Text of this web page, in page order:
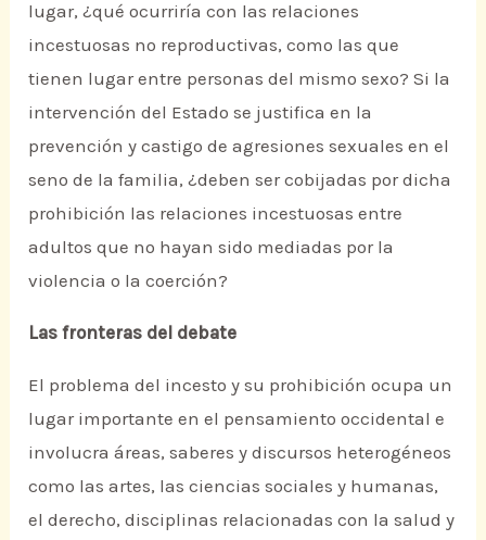
lugar, ¿qué ocurriría con las relaciones
incestuosas no reproductivas, como las que
tienen lugar entre personas del mismo sexo? Si la
intervención del Estado se justifica en la
prevención y castigo de agresiones sexuales en el
seno de la familia, ¿deben ser cobijadas por dicha
prohibición las relaciones incestuosas entre
adultos que no hayan sido mediadas por la
violencia o la coerción?
Las fronteras del debate
El problema del incesto y su prohibición ocupa un
lugar importante en el pensamiento occidental e
involucra áreas, saberes y discursos heterogéneos
como las artes, las ciencias sociales y humanas,
el derecho, disciplinas relacionadas con la salud y